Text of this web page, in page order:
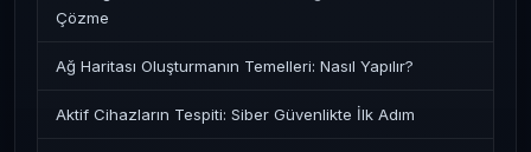
Çözme
Ağ Haritası Oluşturmanın Temelleri: Nasıl Yapılır?
Aktif Cihazların Tespiti: Siber Güvenlikte İlk Adım